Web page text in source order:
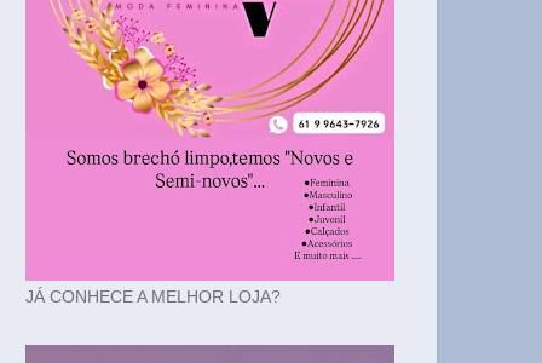
JÁ CONHECE A MELHOR LOJA?